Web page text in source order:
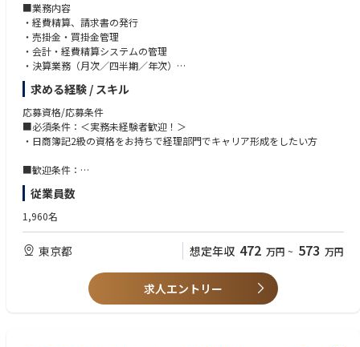
■業務内容
・経費精算、請求書の発行
・売掛金・買掛金管理
・会計・経費精算システムの管理
・決算業務（月次／四半期／年次）
・法人税・消費税の確定申告対応
・予算作成／予実管理
・収支会議資料作成
・固定資産・リース資産管理
・設備投資計画のとりまとめ
■組織構成
名のもと、経理課は課長代理1名とメンバー3名（20～30代）、資産課は3
名が在籍しています。活発にコミュニケーションを取りながら業務を行
う、和気あいあいとした雰囲気です。
■キャリアパス
業務範囲を広げていただきます。経験が浅い業務については部内でフォロ
ーしますのでご安心ください。
求める経験 / スキル
応募資格/応募条件
■必須条件：＜実務未経験者歓迎！＞
・日商簿記2級の資格をお持ちで経理部門でキャリア形成をしたい方
■歓迎条件：
・経理実務経験をお持ちの方
従業員数
1,960名
東京都 想定年収 472 万円 ~ 573 万円
求人エントリー